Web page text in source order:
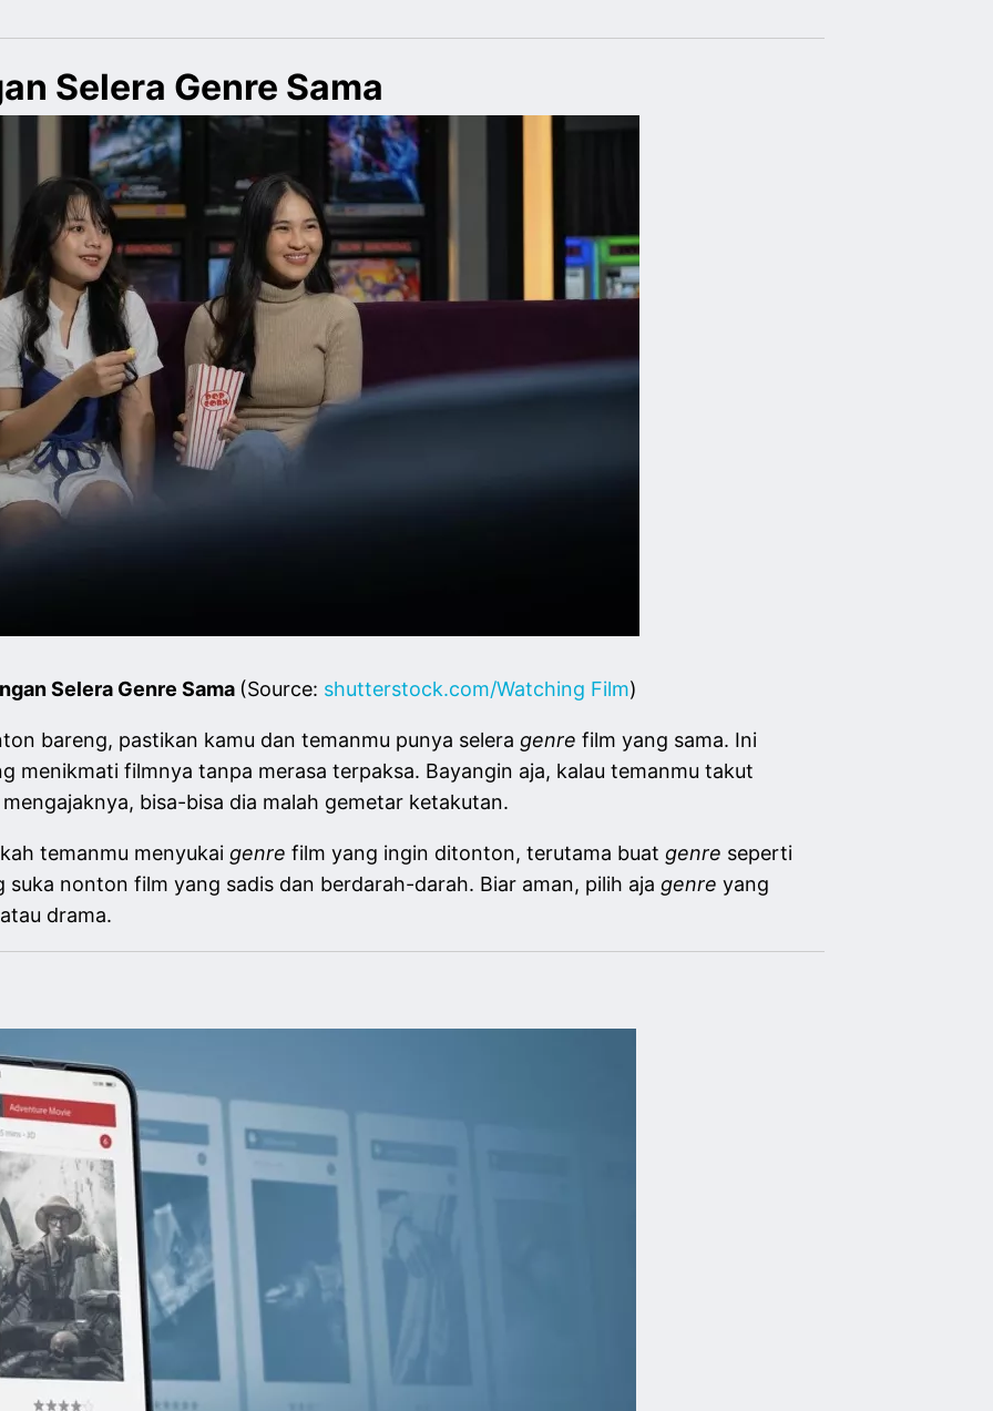
Selera Genre Sama
Selera Genre Sama (Source: shutterstock.com/Watching Film)
bareng, pastikan kamu dan temanmu punya selera genre film yang sama. Ini
menikmati filmnya tanpa merasa terpaksa. Bayangin aja, kalau temanmu takut
bisa-bisa dia malah gemetar ketakutan.
temanmu menyukai genre film yang ingin ditonton, terutama buat genre seperti
suka nonton film yang sadis dan berdarah-darah. Biar aman, pilih aja genre yang
drama.